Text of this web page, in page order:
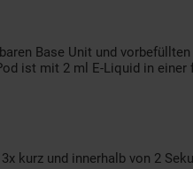
Base Unit und
ist mit 2 ml E-Liquid in
kurz und innerhalb von 2